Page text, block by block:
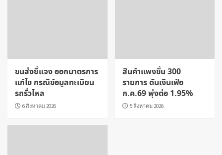
ขนส่งชี้แจง ออกมาตรการ
แก้ไข กรณีข้อมูลทะเบียน
รถรั่วไหล
6 สิงหาคม 2026
สินค้าแพงขึ้น 300
รายการ ดันเงินเฟ้อ
ก.ค.69 พุ่งต่อ 1.95%
5 สิงหาคม 2026